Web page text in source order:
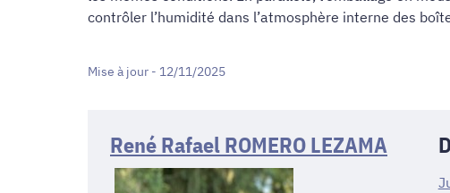
contrôler l’humidité dans l’atmosphère interne des
Mise à jour - 12/11/2025
René Rafael ROMERO LEZAMA